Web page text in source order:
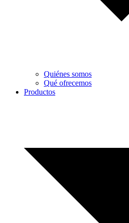
Quiénes somos
Qué ofrecemos
Productos